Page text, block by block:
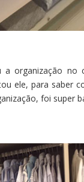
organização no
ele, para saber
foi super